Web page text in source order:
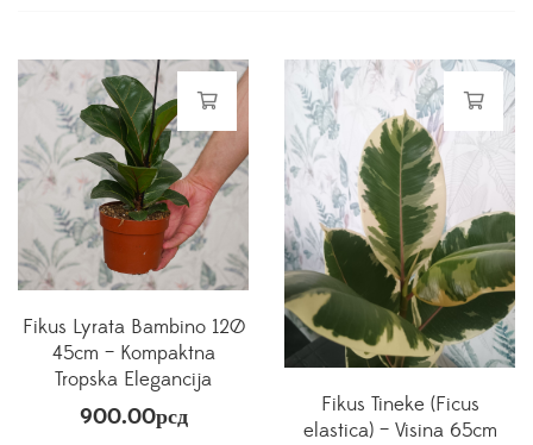
Fikus Lyrata Bambino 12Ø
45cm – Kompaktna
Tropska Elegancija
900.00рсд
Fikus Tineke (Ficus
elastica) – Visina 65cm